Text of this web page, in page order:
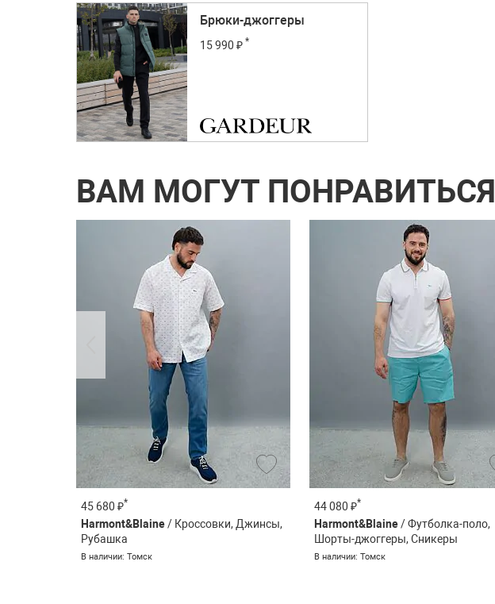
Брюки-джоггеры
15 990 ₽ *
ВАМ МОГУТ ПОНРАВИТЬСЯ
45 680 ₽*
Harmont&Blaine/ Кроссовки, Джинсы,
Рубашка
В наличии: Томск
44 080 ₽*
Harmont&Blaine/ Футболка-поло,
Шорты-джоггеры, Сникеры
В наличии: Томск